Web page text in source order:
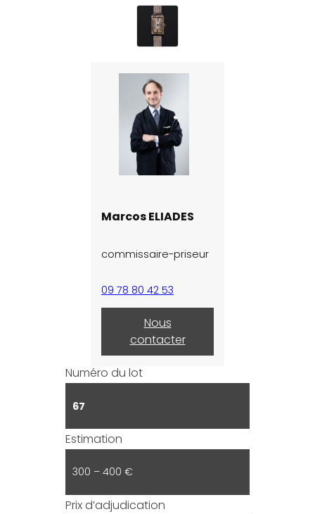
Marcos ELIADES
commissaire-priseur
09 78 80 42 53
Nous
contacter
Numéro du lot
67
Estimation
300 – 400 €
Prix d’adjudication